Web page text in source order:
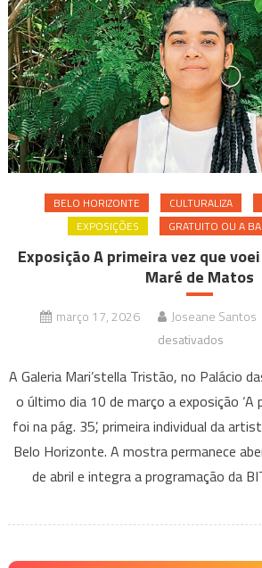
no
Palácio
das
Artes
BELO HORIZONTE CULTURALIZA
EXPOSIÇÕES
GRATUITO OU A
Exposição A primeira vez que
Maré de Matos
março 17, 2026 Joseane Santos
desativados
A
vez
que
voei
35
A Galeria Mari’stella Tristão, no Palácio
o último dia 10 de março a exposição ‘A
foi na pág. 35’, primeira individual da
Belo Horizonte. A mostra permanece
de abril e integra a programação da